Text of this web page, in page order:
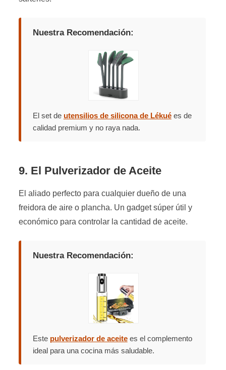
Nuestra Recomendación:
El set de utensilios de silicona de Lékuées de
calidad premium y no raya nada.
9. El Pulverizador de Aceite
El aliado perfecto para cualquier dueño de una
freidora de aire o plancha. Un gadget súper útil y
económico para controlar la cantidad de aceite.
Nuestra Recomendación:
Este pulverizador de aceitees el complemento
ideal para una cocina más saludable.